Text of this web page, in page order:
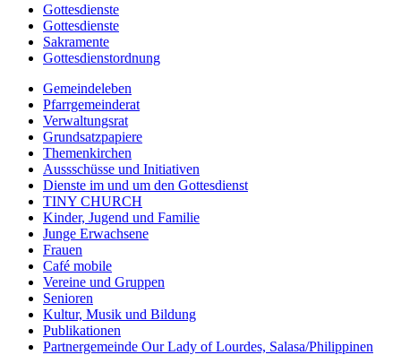
Gottesdienste
Gottesdienste
Sakramente
Gottesdienstordnung
Gemeindeleben
Pfarrgemeinderat
Verwaltungsrat
Grundsatzpapiere
Themenkirchen
Aussschüsse und Initiativen
Dienste im und um den Gottesdienst
TINY CHURCH
Kinder, Jugend und Familie
Junge Erwachsene
Frauen
Café mobile
Vereine und Gruppen
Senioren
Kultur, Musik und Bildung
Publikationen
Partnergemeinde Our Lady of Lourdes, Salasa/Philippinen